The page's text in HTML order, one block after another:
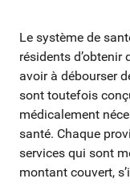
Le système de
résidents
avoir à débourser
sont toutefois
médicalement
santé. Chaque
services qui sont
montant couvert,